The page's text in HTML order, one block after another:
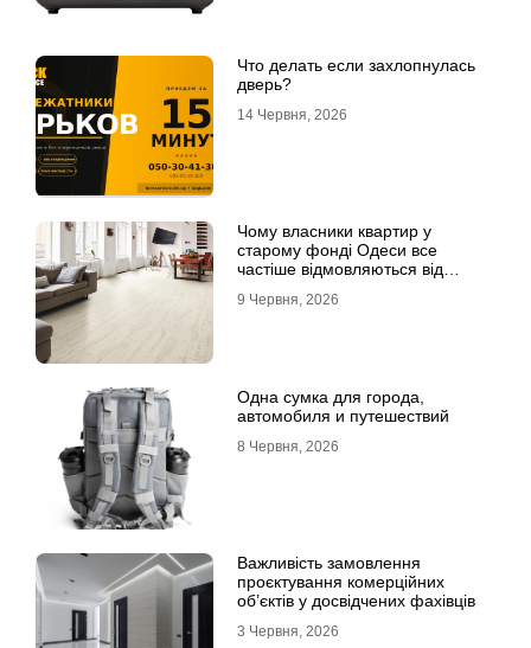
Что делать если захлопнулась
дверь?
14 Червня, 2026
Чому власники квартир у
старому фонді Одеси все
частіше відмовляються від
9 Червня, 2026
Одна сумка для города,
автомобиля и путешествий
8 Червня, 2026
Важливість замовлення
проєктування комерційних
об’єктів у досвідчених фахівців
3 Червня, 2026